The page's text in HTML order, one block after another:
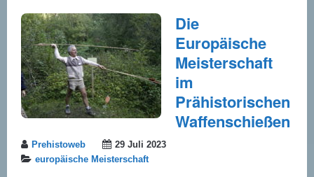
Die
Europäische
Meisterschaft
im
Prähistorischen
Waffenschießen
Prehistoweb
29 Juli 2023
europäische Meisterschaft